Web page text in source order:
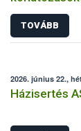
TOVÁBB
2026. június 22.,
Házisertés